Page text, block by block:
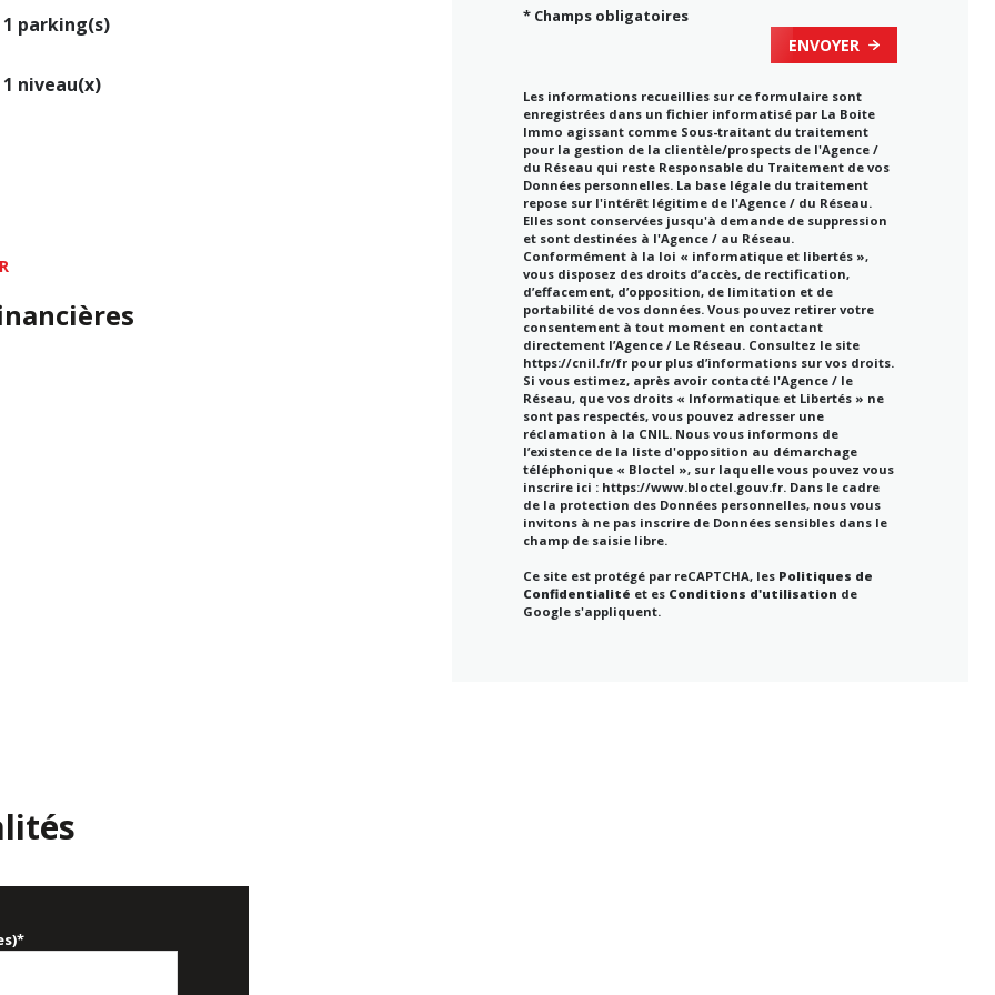
1 parking(s)
1 niveau(x)
* Champs obligatoires
ENVOYER
Les informations recueillies sur ce formulaire sont
enregistrées dans un fichier informatisé par La Boite
Immo agissant comme Sous-traitant du traitement
pour la gestion de la clientèle/prospects de l'Agence /
du Réseau qui reste Responsable du Traitement de vos
Données personnelles. La base légale du traitement
repose sur l'intérêt légitime de l'Agence / du Réseau.
Elles sont conservées jusqu'à demande de suppression
et sont destinées à l'Agence / au Réseau.
Conformément à la loi « informatique et libertés »,
vous disposez des droits d’accès, de rectification,
d’effacement, d’opposition, de limitation et de
portabilité de vos données. Vous pouvez retirer votre
consentement à tout moment en contactant
directement l’Agence / Le Réseau. Consultez le site
https://cnil.fr/frpour plus d’informations sur vos droits.
Si vous estimez, après avoir contacté l'Agence / le
Réseau, que vos droits « Informatique et Libertés » ne
sont pas respectés, vous pouvez adresser une
réclamation à la CNIL. Nous vous informons de
l’existence de la liste d'opposition au démarchage
téléphonique « Bloctel », sur laquelle vous pouvez vous
inscrire ici : https://www.bloctel.gouv.fr. Dans le cadre
de la protection des Données personnelles, nous vous
invitons à ne pas inscrire de Données sensibles dans le
champ de saisie libre.
Ce site est protégé par reCAPTCHA, les Politiques de
Confidentialité et es Conditions d'utilisation de
Google s'appliquent.